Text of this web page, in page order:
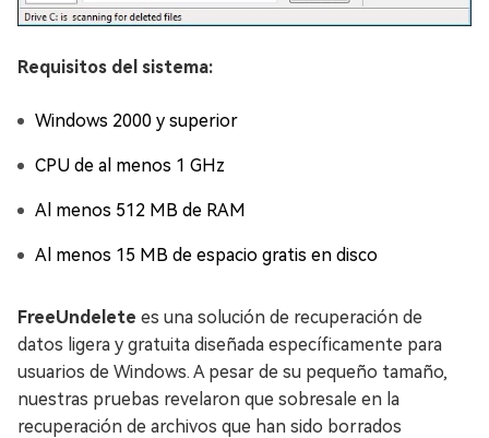
Requisitos del sistema:
Windows 2000 y superior
CPU de al menos 1 GHz
Al menos 512 MB de RAM
Al menos 15 MB de espacio gratis en disco
FreeUndelete es una solución de recuperación de
datos ligera y gratuita diseñada específicamente para
usuarios de Windows. A pesar de su pequeño tamaño,
nuestras pruebas revelaron que sobresale en la
recuperación de archivos que han sido borrados